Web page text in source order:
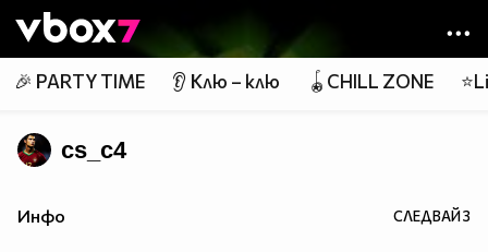
👾
🎉 PARTY TIME 👂 Клю – клю 🪀CHILL ZONE
cs_c4
Инфо СЛЕДВАЙ3